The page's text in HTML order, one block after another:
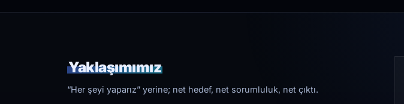
Yaklaşımımız
“Her şeyi yaparız” yerine; net hedef, net sorumluluk, net çıktı.